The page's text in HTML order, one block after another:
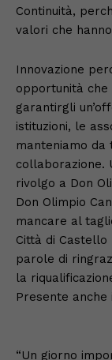
Continuità,
valori che
Innovazione
opportunità che
garantirgli
istituzioni, le
manteniamo
collaborazione.
rivolgo a Don
Don Olimpio
mancare al
Città di Castello
parole di
la
Presente anche
“Un giorno